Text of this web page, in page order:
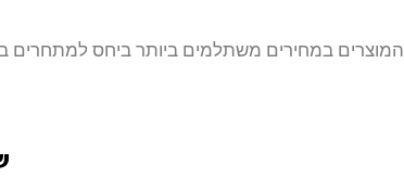
המוצרים במחירים משתלמים ביותר ביחס למתחרים